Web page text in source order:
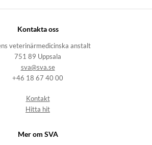
Kontakta oss
veterinärmedicinska anstalt
751 89 Uppsala
sva@sva.se
+46 18 67 40 00
Kontakt
Hitta hit
Mer om SVA